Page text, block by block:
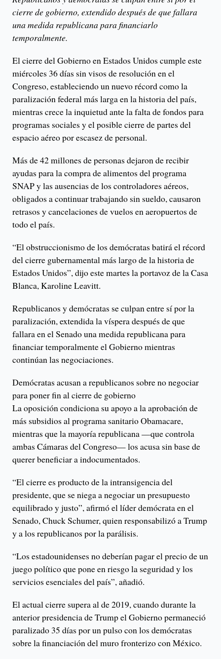
cierre de gobierno, extendido después de que fallara
una medida republicana para financiarlo
temporalmente.
El cierre del Gobierno en Estados Unidos cumple este
miércoles 36 días sin visos de resolución en el
Congreso, estableciendo un nuevo récord como la
paralización federal más larga en la historia del país,
mientras crece la inquietud ante la falta de fondos para
programas sociales y el posible cierre de partes del
espacio aéreo por escasez de personal.
Más de 42 millones de personas dejaron de recibir
ayudas para la compra de alimentos del programa
SNAP y las ausencias de los controladores aéreos,
obligados a continuar trabajando sin sueldo, causaron
retrasos y cancelaciones de vuelos en aeropuertos de
todo el país.
“El obstruccionismo de los demócratas batirá el récord
del cierre gubernamental más largo de la historia de
Estados Unidos”, dijo este martes la portavoz de la Casa
Blanca, Karoline Leavitt.
Republicanos y demócratas se culpan entre sí por la
paralización, extendida la víspera después de que
fallara en el Senado una medida republicana para
financiar temporalmente el Gobierno mientras
continúan las negociaciones.
Demócratas acusan a republicanos sobre no negociar
para poner fin al cierre de gobierno
La oposición condiciona su apoyo a la aprobación de
más subsidios al programa sanitario Obamacare,
mientras que la mayoría republicana —que controla
ambas Cámaras del Congreso— los acusa sin base de
querer beneficiar a indocumentados.
“El cierre es producto de la intransigencia del
presidente, que se niega a negociar un presupuesto
equilibrado y justo”, afirmó el líder demócrata en el
Senado, Chuck Schumer, quien responsabilizó a Trump
y a los republicanos por la parálisis.
“Los estadounidenses no deberían pagar el precio de un
juego político que pone en riesgo la seguridad y los
servicios esenciales del país”, añadió.
El actual cierre supera al de 2019, cuando durante la
anterior presidencia de Trump el Gobierno permaneció
paralizado 35 días por un pulso con los demócratas
sobre la financiación del muro fronterizo con México.